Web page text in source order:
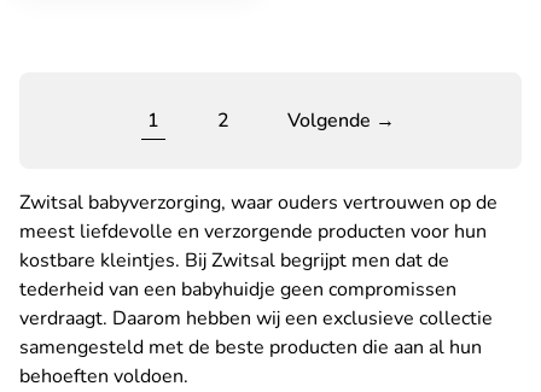
1 2 Volgende →
Zwitsal babyverzorging, waar ouders vertrouwen op de
meest liefdevolle en verzorgende producten voor hun
kostbare kleintjes. Bij Zwitsal begrijpt men dat de
tederheid van een babyhuidje geen compromissen
verdraagt. Daarom hebben wij een exclusieve collectie
samengesteld met de beste producten die aan al hun
behoeften voldoen.